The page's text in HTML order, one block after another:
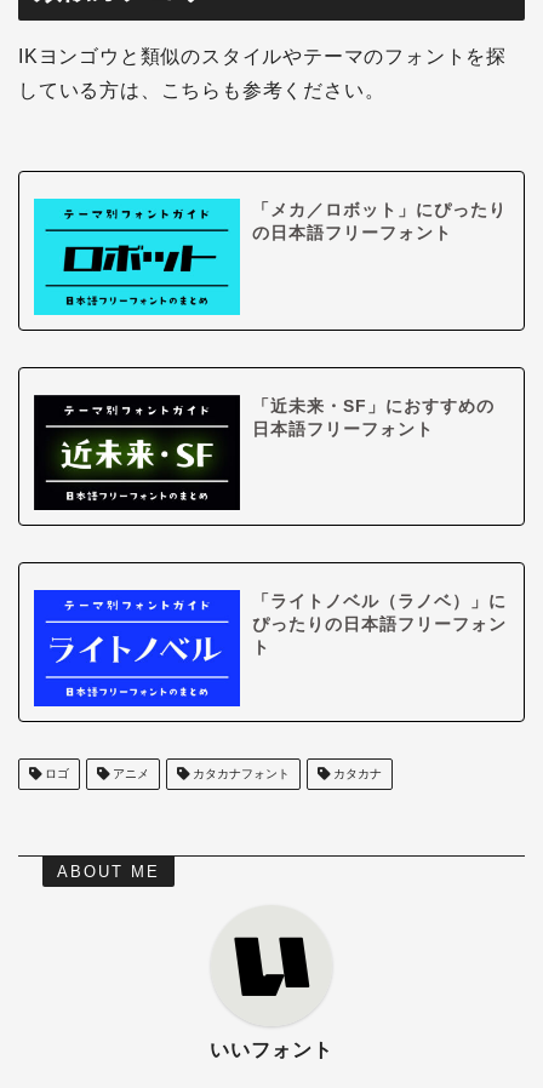
IKヨンゴウと類似のスタイルやテーマのフォントを探
している方は、こちらも参考ください。
「メカ／ロボット」にぴったり
の日本語フリーフォント
「近未来・SF」におすすめの
日本語フリーフォント
「ライトノベル（ラノベ）」に
ぴったりの日本語フリーフォン
ト
ロゴ アニメ カタカナフォント カタカナ
ABOUT ME
いいフォント